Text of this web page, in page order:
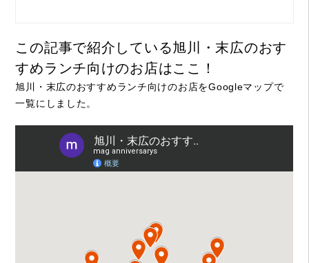
この記事で紹介している旭川・末広のおす
すめランチ向けのお店はここ！
旭川・末広のおすすめランチ向けのお店をGoogleマップで
一覧にしました。